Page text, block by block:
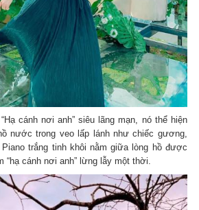
cánh nơi anh” siêu lãng mạn, nó thể hiện
nước trong veo lấp lánh như chiếc gương,
trắng tinh khôi nằm giữa lòng hồ được
“hạ cánh nơi anh” lừng lẫy một thời.